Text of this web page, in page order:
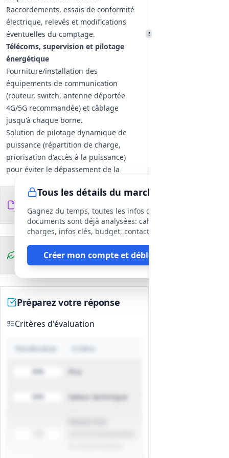
Raccordements, essais de conformité
électrique, relevés et modifications
éventuelles du comptage.
Télécoms, supervision et pilotage
énergétique
Fourniture/installation des
équipements de communication
(routeur, switch, antenne déportée
4G/5G recommandée) et câblage
jusqu'à chaque borne.
Solution de pilotage dynamique de
puissance (répartition de charge,
priorisation d'accès à la puissance)
pour éviter le dépassement de la
Fourniture des équipements
Bornes wallbox murales 11–22 kW avec
point de charge type T2S, prise E/F
optionnelle, lecteur RFID et IHM état.
Contrôleur de grappe dimensionné
pour gestion dynamique et évolutivité
(6–12 bornes). Référence indicative :
MADIC PULSE WB-AC ou équivalent.
Plans d'implantation, schémas
DOE (Dossier des Ouvrages Exécutés),
CONSUEL.
performance et procès-verbaux de
Organisation chantier, sécurité et
Tous les détails du marché
Gagnez du temps, toutes les infos des
documents sont déjà analysées: cahier des
charges, infos clés, budget, contact, etc
Créer mon compte et débloquer
Documents du
DCE
fichiers
Clauses
environnementales
Préparez votre réponse
Critères d'évaluation
Pondération Critère
Prix
Valeur technique